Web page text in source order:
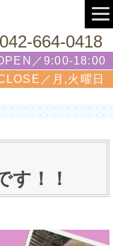
042-664-0418
／9:00-18:00
／月,火曜日
す！！